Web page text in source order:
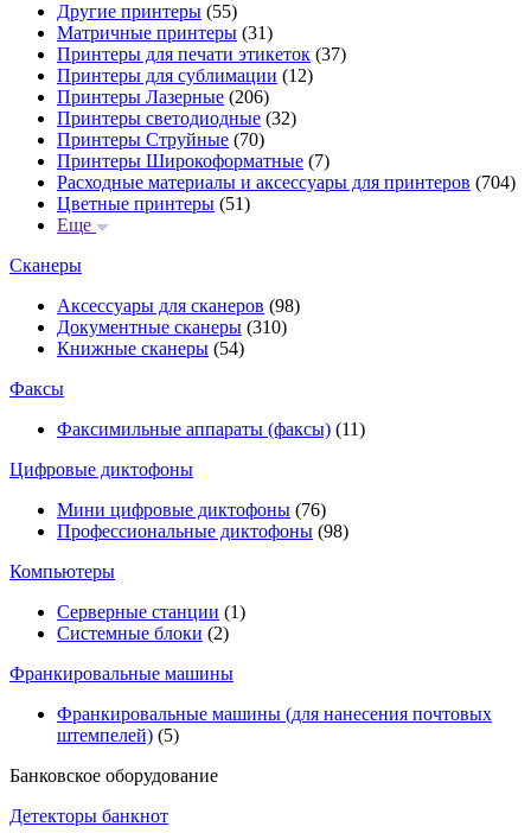
Другие принтеры (55)
Матричные принтеры (31)
Принтеры для печати этикеток (37)
Принтеры для сублимации (12)
Принтеры Лазерные (206)
Принтеры светодиодные (32)
Принтеры Струйные (70)
Принтеры Широкоформатные (7)
Расходные материалы и аксессуары для принтеров (704)
Цветные принтеры (51)
Еще
Сканеры
Аксессуары для сканеров (98)
Документные сканеры (310)
Книжные сканеры (54)
Факсы
Факсимильные аппараты (факсы) (11)
Цифровые диктофоны
Мини цифровые диктофоны (76)
Профессиональные диктофоны (98)
Компьютеры
Серверные станции (1)
Системные блоки (2)
Франкировальные машины
Франкировальные машины (для нанесения почтовых
штемпелей) (5)
Банковское оборудование
Детекторы банкнот